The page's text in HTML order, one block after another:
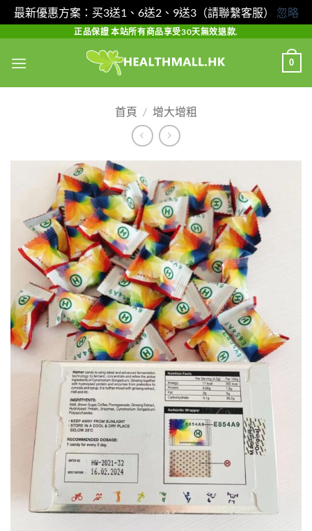
最新優惠方案：买3送1、6送2、9送3（請聯繫客服） 忽略
content
正品保證 本站所有商品享受30天無效退款.
0
首頁 / 增大增粗